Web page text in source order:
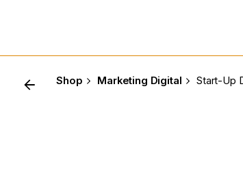
Shop Marketing Digital Start-Up